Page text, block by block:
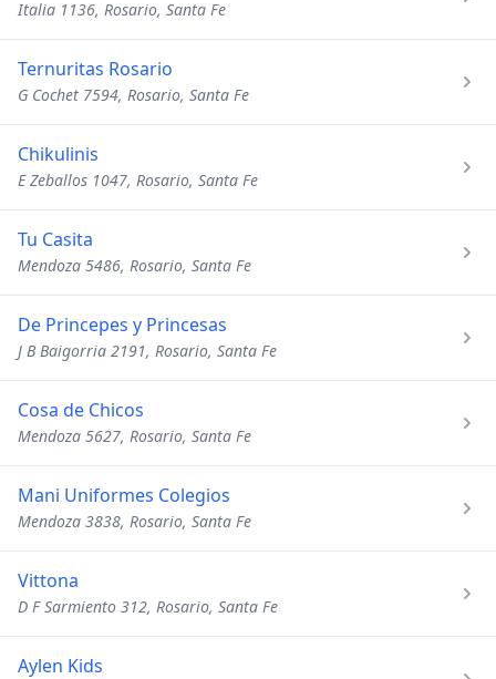
Italia 1136, Rosario, Santa Fe
Ternuritas Rosario
G Cochet 7594, Rosario, Santa Fe
Chikulinis
E Zeballos 1047, Rosario, Santa Fe
Tu Casita
Mendoza 5486, Rosario, Santa Fe
De Princepes y Princesas
J B Baigorria 2191, Rosario, Santa Fe
Cosa de Chicos
Mendoza 5627, Rosario, Santa Fe
Mani Uniformes Colegios
Mendoza 3838, Rosario, Santa Fe
Vittona
D F Sarmiento 312, Rosario, Santa Fe
Aylen Kids